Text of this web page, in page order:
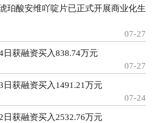
珀酸安维吖啶片已正式开展商业化生
07-27
日获融资买入838.74万元
07-27
日获融资买入1491.21万元
07-24
日获融资买入2532.76万元